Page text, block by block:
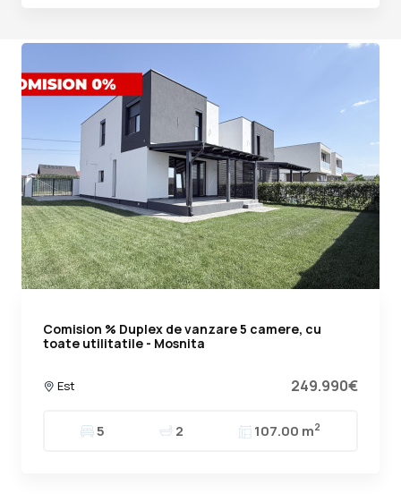
Comision % Duplex de vanzare 5 camere, cu
toate utilitatile - Mosnita
Est 249.990€
5 2 107.00 m2